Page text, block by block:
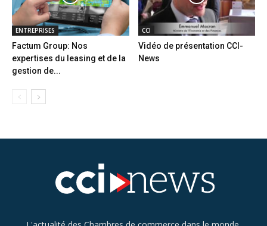
ENTREPRISES
Factum Group: Nos
expertises du leasing et de la
gestion de...
CCI
Vidéo de présentation CCI-
News